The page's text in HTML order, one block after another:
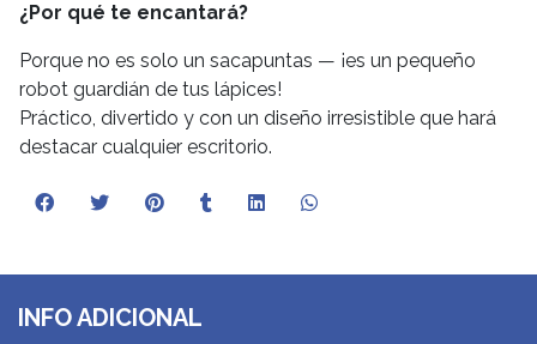
¿Por qué te encantará?
Porque no es solo un sacapuntas — ¡es un pequeño
robot guardián de tus lápices!
Práctico, divertido y con un diseño irresistible que hará
destacar cualquier escritorio.
INFO ADICIONAL